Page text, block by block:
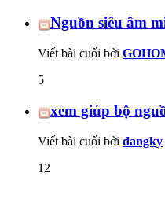
Nguồn siêu âm
Viết bài cuối bởi
5
xem giúp bộ
Viết bài cuối bởi dangky
12